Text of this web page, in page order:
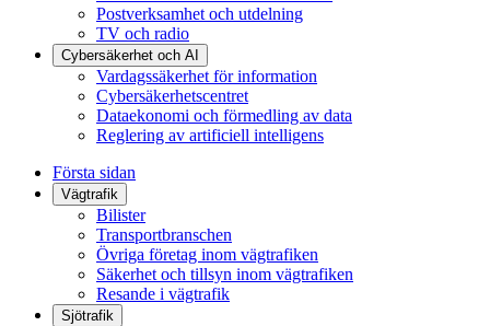
Postverksamhet och utdelning
TV och radio
Cybersäkerhet och AI
Vardagssäkerhet för information
Cybersäkerhetscentret
Dataekonomi och förmedling av data
Reglering av artificiell intelligens
Första sidan
Vägtrafik
Bilister
Transportbranschen
Övriga företag inom vägtrafiken
Säkerhet och tillsyn inom vägtrafiken
Resande i vägtrafik
Sjötrafik